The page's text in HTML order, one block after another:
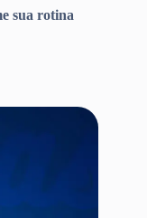
sua rotina